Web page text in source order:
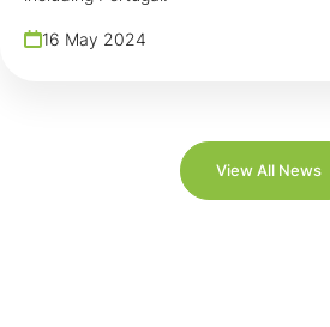
16 May 2024
View All News